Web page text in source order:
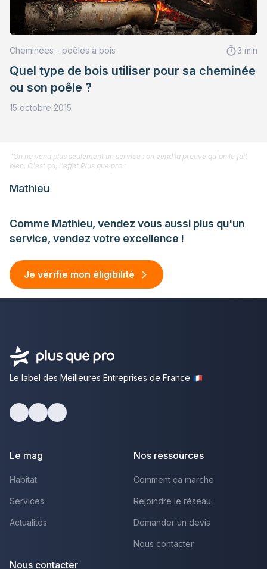
Cheminées - poêles à bois 3 min
Quel type de bois utiliser pour sa cheminée
ou son poêle ?
15 octobre 2015
Comme Mathieu, vendez vous aussi plus qu'un
service, vendez votre excellence !
Je vérifie mon éligibilité
"On ne vend plus seulement un service : on vend la preuve qu'on le fait
bien. C'est ça, l'effet Plus que pro."
Mathieu
Le label des Meilleures Entreprises de France
Le mag
Habitat
Services
Actualités
Nos ressources
Comment ça marche
Rejoindre le réseau
Demander un devis
Nous contacter
Nous contacter